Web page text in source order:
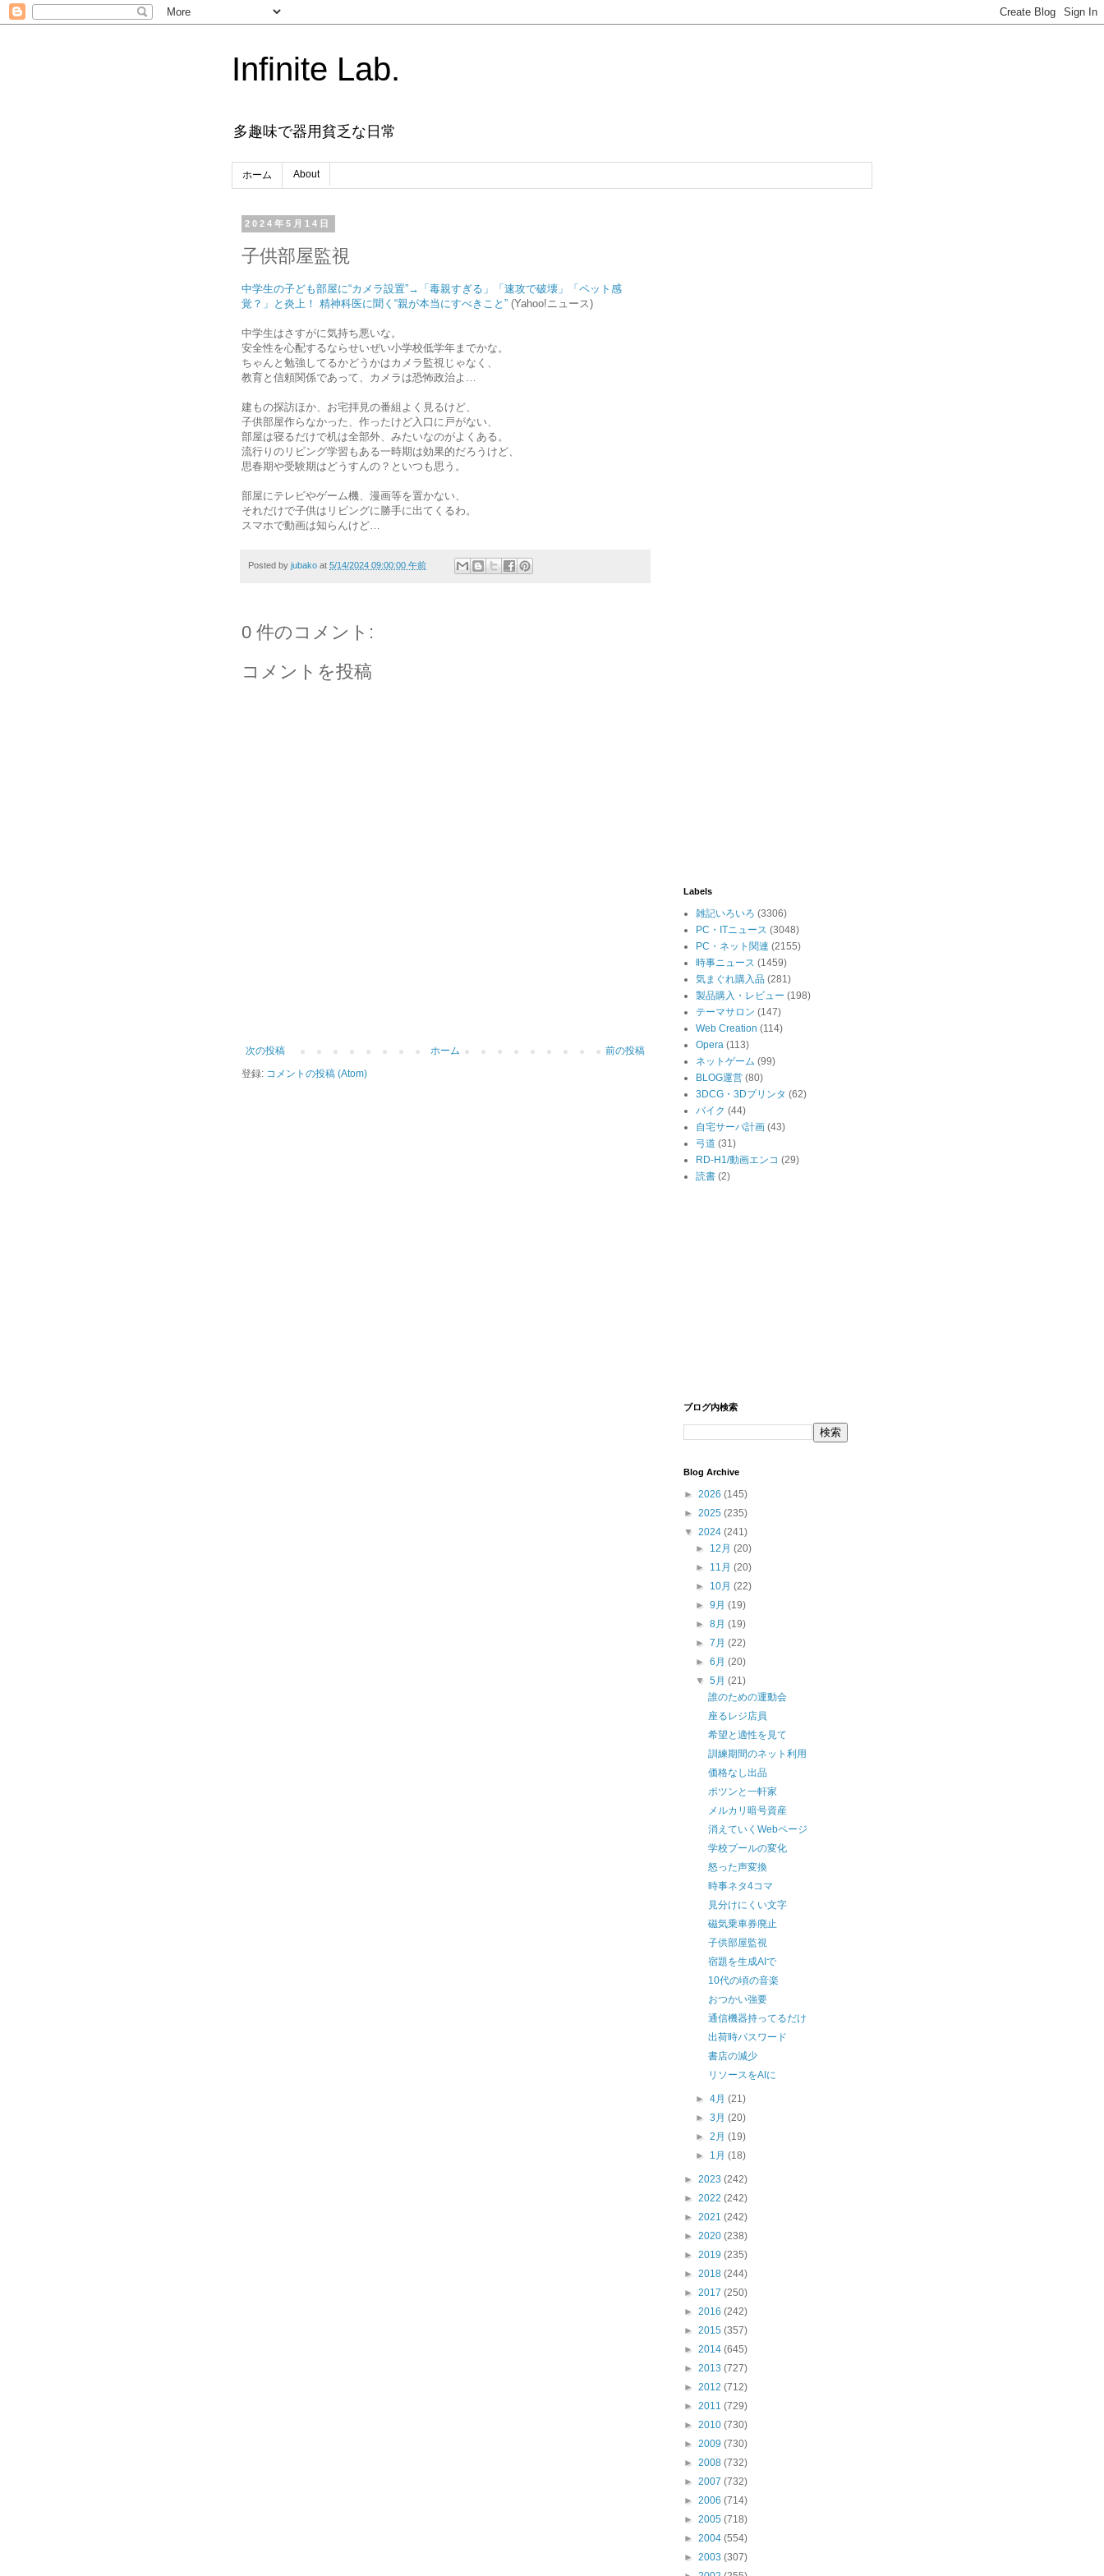
Infinite Lab.
多趣味で器用貧乏な日常
ホーム About
2024年5月14日
子供部屋監視
中学生の子ども部屋に“カメラ設置”→「毒親すぎる」「速攻で破壊」「ペット感
覚？」と炎上！ 精神科医に聞く“親が本当にすべきこと” (Yahoo!ニュース)
中学生はさすがに気持ち悪いな。
安全性を心配するならせいぜい小学校低学年までかな。
ちゃんと勉強してるかどうかはカメラ監視じゃなく、
教育と信頼関係であって、カメラは恐怖政治よ…
建もの探訪ほか、お宅拝見の番組よく見るけど、
子供部屋作らなかった、作ったけど入口に戸がない、
部屋は寝るだけで机は全部外、みたいなのがよくある。
流行りのリビング学習もある一時期は効果的だろうけど、
思春期や受験期はどうすんの？といつも思う。
部屋にテレビやゲーム機、漫画等を置かない、
それだけで子供はリビングに勝手に出てくるわ。
スマホで動画は知らんけど…
Posted by jubako at 5/14/2024 09:00:00 午前
0 件のコメント:
コメントを投稿
次の投稿 前の投稿
ホーム
登録: コメントの投稿 (Atom)
Labels
雑記いろいろ (3306)
PC・ITニュース (3048)
PC・ネット関連 (2155)
時事ニュース (1459)
気まぐれ購入品 (281)
製品購入・レビュー (198)
テーマサロン (147)
Web Creation (114)
Opera (113)
ネットゲーム (99)
BLOG運営 (80)
3DCG・3Dプリンタ (62)
バイク (44)
自宅サーバ計画 (43)
弓道 (31)
RD-H1/動画エンコ (29)
読書 (2)
ブログ内検索
Blog Archive
► 2026 (145)
► 2025 (235)
▼ 2024 (241)
► 12月(20)
► 11月(20)
► 10月(22)
►9月(19)
►8月(19)
►7月(22)
►6月(20)
▼5月(21)
誰のための運動会
座るレジ店員
希望と適性を見て
訓練期間のネット利用
価格なし出品
ポツンと一軒家
メルカリ暗号資産
消えていくWebページ
学校プールの変化
怒った声変換
時事ネタ4コマ
見分けにくい文字
磁気乗車券廃止
子供部屋監視
宿題を生成AIで
10代の頃の音楽
おつかい強要
通信機器持ってるだけ
出荷時パスワード
書店の減少
リソースをAIに
►4月(21)
►3月(20)
►2月(19)
► 1月(18)
► 2023 (242)
► 2022 (242)
► 2021 (242)
► 2020 (238)
► 2019 (235)
► 2018 (244)
► 2017 (250)
► 2016 (242)
► 2015 (357)
► 2014 (645)
► 2013 (727)
► 2012 (712)
► 2011 (729)
► 2010 (730)
► 2009 (730)
► 2008 (732)
► 2007 (732)
► 2006 (714)
► 2005 (718)
► 2004 (554)
► 2003 (307)